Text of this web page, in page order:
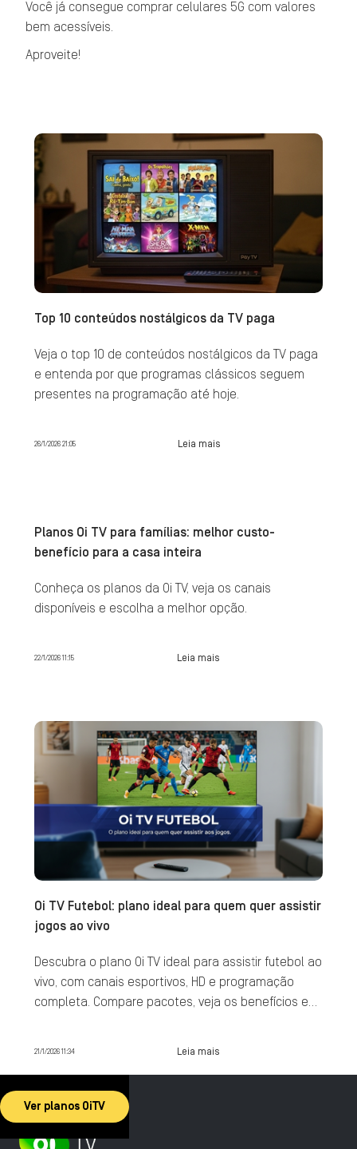
Você já consegue comprar celulares 5G com valores
bem acessíveis.
Aproveite!
Top 10 conteúdos nostálgicos da TV paga
Veja o top 10 de conteúdos nostálgicos da TV paga
e entenda por que programas clássicos seguem
presentes na programação até hoje.
26/1/2026 21:05 Leia mais
Planos Oi TV para famílias: melhor custo-
benefício para a casa inteira
Conheça os planos da Oi TV, veja os canais
disponíveis e escolha a melhor opção.
22/1/2026 11:15 Leia mais
Oi TV Futebol: plano ideal para quem quer assistir
jogos ao vivo
Descubra o plano Oi TV ideal para assistir futebol ao
vivo, com canais esportivos, HD e programação
completa. Compare pacotes, veja os benefícios e
21/1/2026 11:34 Leia mais
Ver planos OiTV